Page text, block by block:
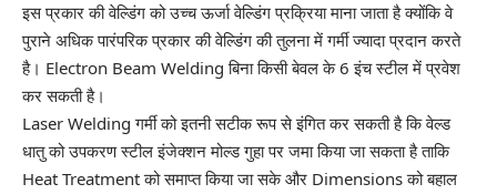
इस प्रकार की वेल्डिंग को उच्च ऊर्जा वेल्डिंग प्रक्रिया माना जाता है क्योंकि वे
पुराने अधिक पारंपरिक प्रकार की वेल्डिंग की तुलना में गर्मी ज्यादा प्रदान करते
है। Electron Beam Welding बिना किसी बेवल के 6 इंच स्टील में प्रवेश
कर सकती है।
Laser Welding गर्मी को इतनी सटीक रूप से इंगित कर सकती है कि वेल्ड
धातु को उपकरण स्टील इंजेक्शन मोल्ड गुहा पर जमा किया जा सकता है ताकि
Heat Treatment को समाप्त किया जा सके और Dimensions को बहाल